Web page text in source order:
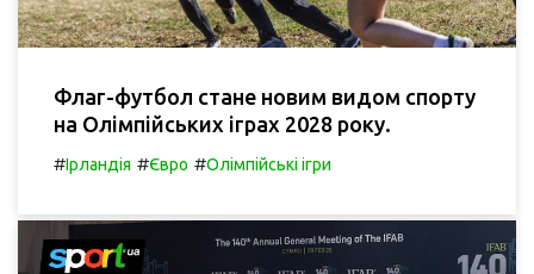
Флаг-футбол стане новим видом спорту
на Олімпійських іграх 2028 року.
#Ірландія #Євро #Олімпійські ігри